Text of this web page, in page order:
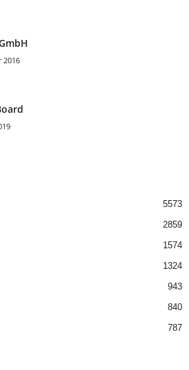
2016
5573
2859
1574
1324
943
840
787